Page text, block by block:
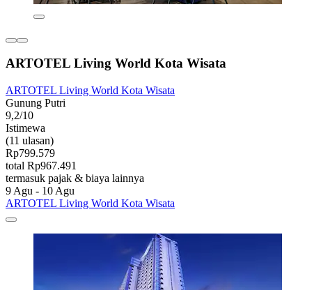
ARTOTEL Living World Kota Wisata
ARTOTEL Living World Kota Wisata
Gunung Putri
9,2/10
Istimewa
(11 ulasan)
Rp799.579
total Rp967.491
termasuk pajak & biaya lainnya
9 Agu - 10 Agu
ARTOTEL Living World Kota Wisata